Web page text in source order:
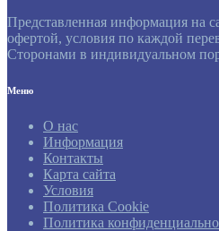
Представленная информация на
офертой, условия по каждой
Сторонами в индивидуальном
Меню
О нас
Информация
Контакты
Карта сайта
Условия
Политика Cookie
Политика